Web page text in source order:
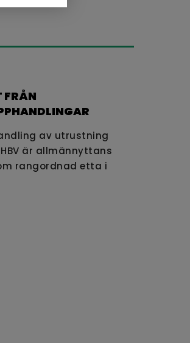
FRÅN
av utrustning
är allmännyttans
rangordnad etta i